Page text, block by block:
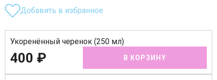
Добавить в избранное
Укоренённый черенок (250 мл)
400 ₽ В КОРЗИНУ